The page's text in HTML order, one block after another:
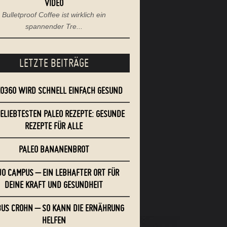
VIDEO
Bulletproof Coffee ist wirklich ein
spannender Tre...
LETZTE BEITRÄGE
WIRD SCHNELL EINFACH GESUND
PALEO REZEPTE: GESUNDE
REZEPTE FÜR ALLE
PALEO BANANENBROT
CAMPUS – EIN LEBHAFTER ORT FÜR
DEINE KRAFT UND GESUNDHEIT
CROHN – SO KANN DIE ERNÄHRUNG
HELFEN